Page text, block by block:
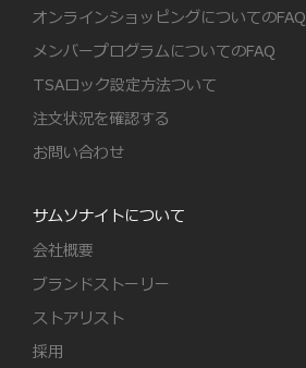
オンラインショッピングについてのFAQ
メンバープログラムについてのFAQ
TSAロック設定方法ついて
注文状況を確認する
お問い合わせ
サムソナイトについて
会社概要
ブランドストーリー
ストアリスト
採用